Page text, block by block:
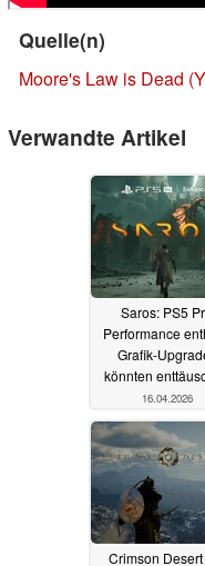
Quelle(n)
Moore's Law is Dead
Verwandte Artikel
Saros: PS5
Performance
Grafik-
könnten
16.04.2026
Crimson